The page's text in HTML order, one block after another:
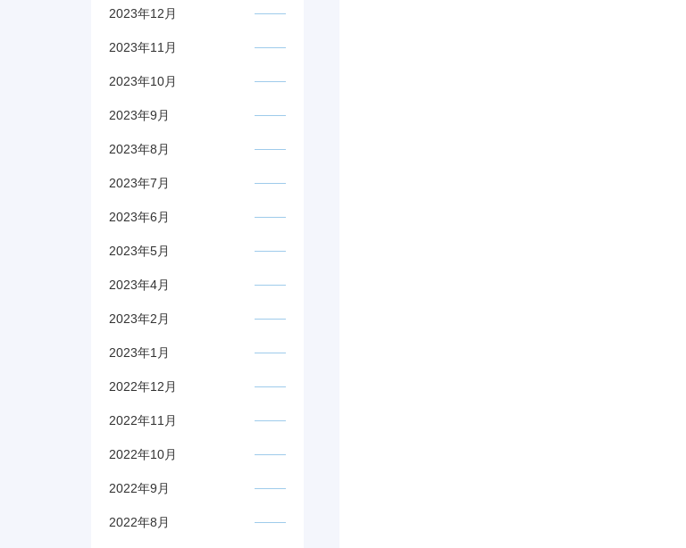
2023年12月
2023年11月
2023年10月
2023年9月
2023年8月
2023年7月
2023年6月
2023年5月
2023年4月
2023年2月
2023年1月
2022年12月
2022年11月
2022年10月
2022年9月
2022年8月